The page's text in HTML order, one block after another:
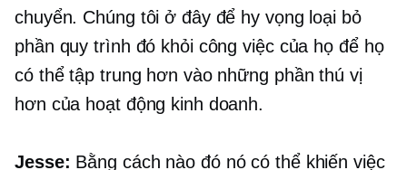
chuyển. Chúng tôi ở đây để hy vọng loại bỏ
phần quy trình đó khỏi công việc của họ để họ
có thể tập trung hơn vào những phần thú vị
hơn của hoạt động kinh doanh.
Jesse: Bằng cách nào đó nó có thể khiến việc